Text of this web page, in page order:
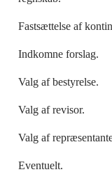
Fastsættelse af
Indkomne forslag.
Valg af bestyrelse.
Valg af revisor.
Valg af
Eventuelt.